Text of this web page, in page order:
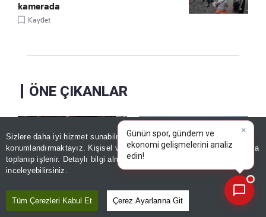
Sizlere daha iyi hizmet sunabilmek adına sitemizdeçerez
konumlandırmaktayız. Kişisel verileriniz, KVKK ve GDPR kapsamında
toplanıp işlenir. Detaylı bilgi almak için
inceleyebilirsiniz.
Tüm Çerezleri Kabul Et Çerez Ayarlarına Git
kamerada
Kaydet
ÖNE ÇIKANLAR
Galatasaray-Villarreal
Kritik askeri üste
|